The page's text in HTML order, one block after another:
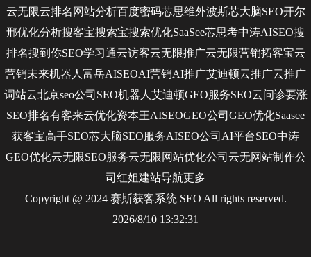
云无限云排名 网站分析百度密码芯思维外波斯芯大脑SEO开尔
邢优化分析搜客宝搜索宝搜索优化SaaSee芯思考中涛AISEO搜
排名搜到你SEO学习通云访客云无限推广云无限营销拓客宝云
营销未来机器人富岳AISEOAI营销AI推广艾迪顿云推广云推广
词站云北京seo公司 SEO机器人艾迪顿GEO服务SEO云问诊要涨
SEO排名有客来云优化资本王AISEOGEO公司 GEO优化Saasee
获客宝高手SEO芯大脑SEO服务AISEO公司 AI平台SEO中涛
GEO优化云无限SEO服务云无限网站优化公司 云无网站制作公
司 红姐建站导航更多
Copyright @ 2024 赛斯获客系统 SEO All rights reserved.
2026/8/10 13:32:31